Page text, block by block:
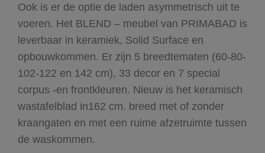
Ook is er de optie de laden asymmetrisch uit te
voeren. Het BLEND – meubel van PRIMABAD is
leverbaar in keramiek, Solid Surface en
opbouwkommen. Er zijn 5 breedtematen (60-80-
102-122 en 142 cm), 33 decor en 7 special
corpus -en frontkleuren. Nieuw is het keramisch
wastafelblad in162 cm. breed met of zonder
kraangaten en met een ruime afzetruimte tussen
de waskommen.